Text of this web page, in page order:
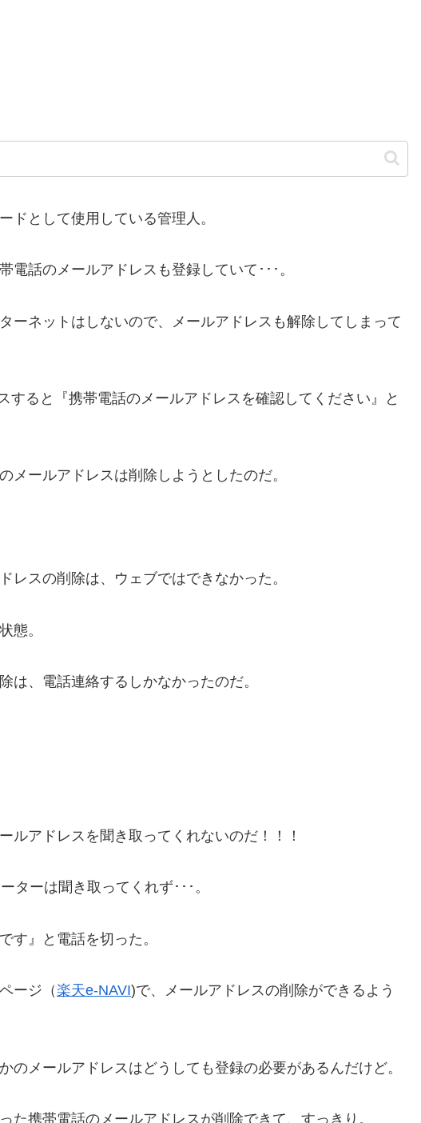
として使用している管理人。
話のメールアドレスも登録していて･･･。
ーネットはしないので、メールアドレスも解除してしまって
ると『携帯電話のメールアドレスを確認してください』と
ールアドレスは削除しようとしたのだ。
レスの削除は、ウェブではできなかった。
態。
、電話連絡するしかなかったのだ。
アドレスを聞き取ってくれないのだ！！！
ーは聞き取ってくれず･･･。
す』と電話を切った。
ージ（楽天e-NAVI)で、メールアドレスの削除ができるよう
メールアドレスはどうしても登録の必要があるんだけど。
携帯電話のメールアドレスが削除できて、すっきり。